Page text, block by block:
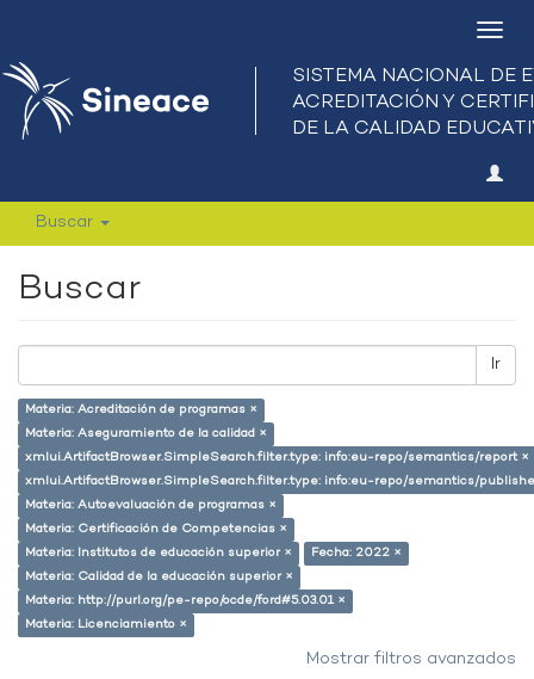
Buscar
Buscar
Ir
Materia: Acreditación de programas ×
Materia: Aseguramiento de la calidad ×
xmlui.ArtifactBrowser.SimpleSearch.filter.type: info:eu-repo/semantics/report ×
xmlui.ArtifactBrowser.SimpleSearch.filter.type: info:eu-repo/semantics/
Materia: Autoevaluación de programas ×
Materia: Certificación de Competencias ×
Materia: Institutos de educación superior ×
Fecha: 2022 ×
Materia: Calidad de la educación superior ×
Materia: http://purl.org/pe-repo/ocde/ford#5.03.01 ×
Materia: Licenciamiento ×
Mostrar filtros avanzados